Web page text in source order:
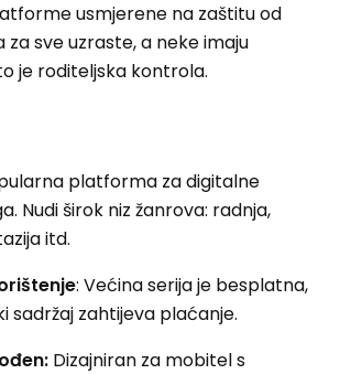
usmjerene na zaštitu od
sve uzraste, a neke imaju
je roditeljska kontrola.
platforma za digitalne
Nudi širok niz žanrova: radnja,
itd.
: Većina serija je besplatna,
sadržaj zahtijeva plaćanje.
Dizajniran za mobitel s